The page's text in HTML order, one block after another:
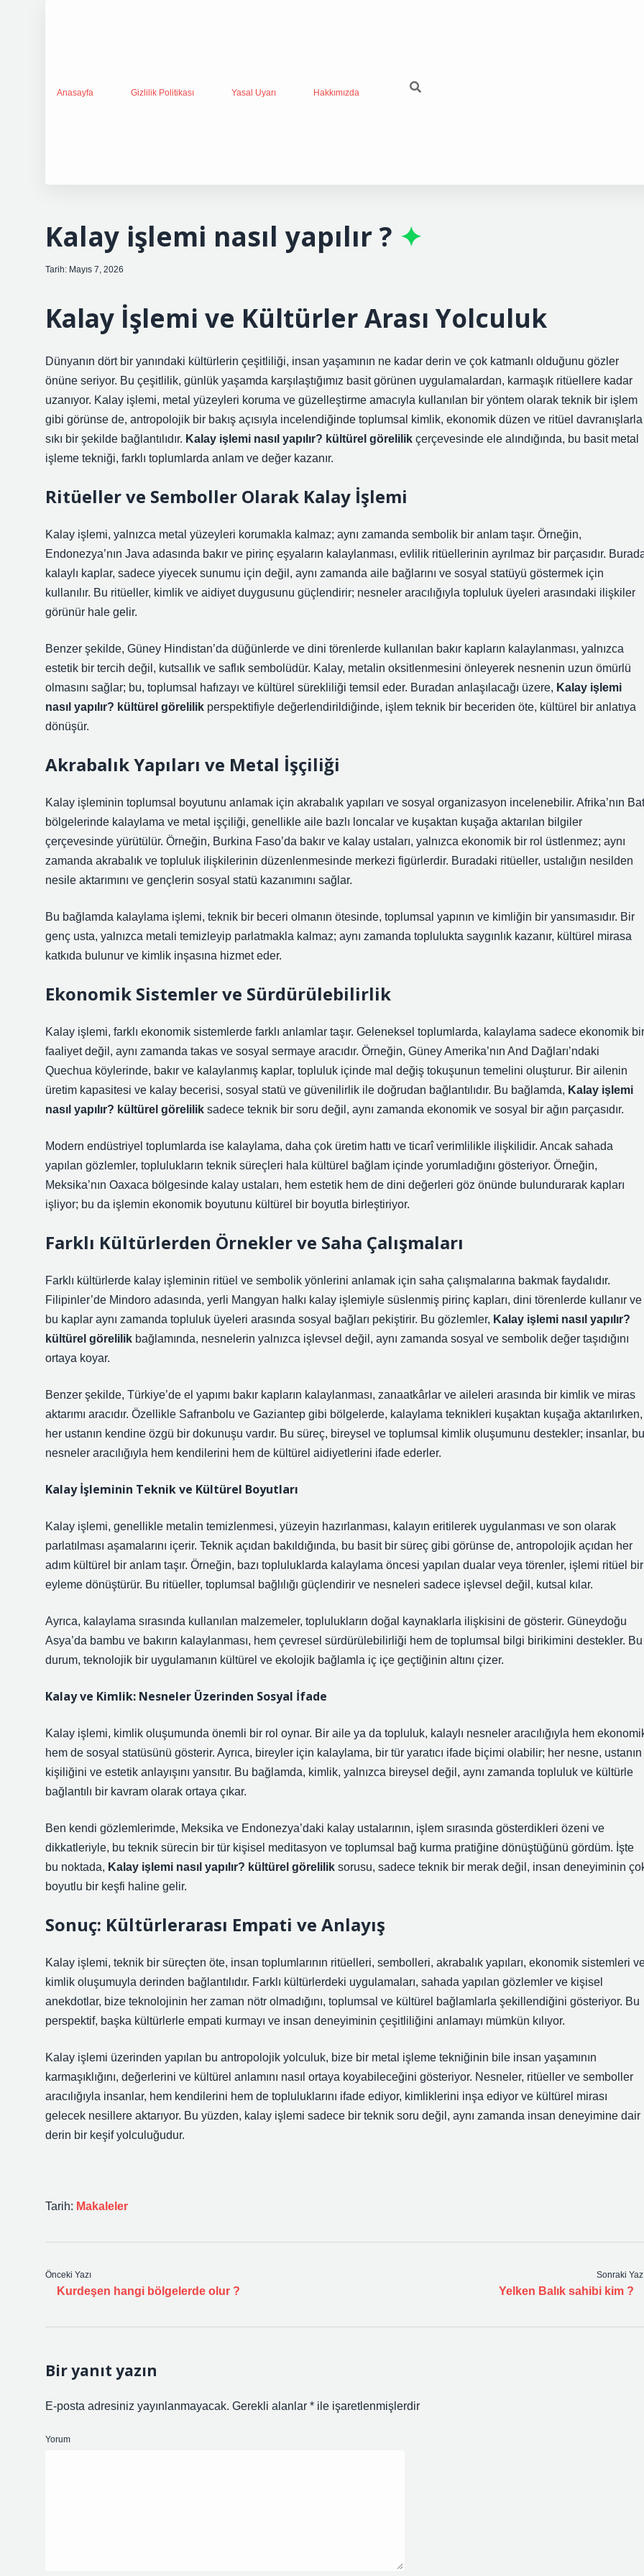
Anasayfa Gizlilik Politikası Yasal Uyarı Hakkımızda
Kalay işlemi nasıl yapılır ?
Tarih: Mayıs 7, 2026
Kalay İşlemi ve Kültürler Arası Yolculuk
Dünyanın dört bir yanındaki kültürlerin çeşitliliği, insan yaşamının ne kadar derin ve çok katmanlı olduğunu gözler
önüne seriyor. Bu çeşitlilik, günlük yaşamda karşılaştığımız basit görünen uygulamalardan, karmaşık ritüellere kadar
uzanıyor. Kalay işlemi, metal yüzeyleri koruma ve güzelleştirme amacıyla kullanılan bir yöntem olarak teknik bir işlem
gibi görünse de, antropolojik bir bakış açısıyla incelendiğinde toplumsal kimlik, ekonomik düzen ve ritüel davranışlarla
sıkı bir şekilde bağlantılıdır. Kalay işlemi nasıl yapılır? kültürel görelilik çerçevesinde ele alındığında, bu basit metal
işleme tekniği, farklı toplumlarda anlam ve değer kazanır.
Ritüeller ve Semboller Olarak Kalay İşlemi
Kalay işlemi, yalnızca metal yüzeyleri korumakla kalmaz; aynı zamanda sembolik bir anlam taşır. Örneğin,
Endonezya’nın Java adasında bakır ve pirinç eşyaların kalaylanması, evlilik ritüellerinin ayrılmaz bir parçasıdır.
kalaylı kaplar, sadece yiyecek sunumu için değil, aynı zamanda aile bağlarını ve sosyal statüyü göstermek için
kullanılır. Bu ritüeller, kimlik ve aidiyet duygusunu güçlendirir; nesneler aracılığıyla topluluk üyeleri arasındaki ilişkiler
görünür hale gelir.
Benzer şekilde, Güney Hindistan’da düğünlerde ve dini törenlerde kullanılan bakır kapların kalaylanması, yalnızca
estetik bir tercih değil, kutsallık ve saflık sembolüdür. Kalay, metalin oksitlenmesini önleyerek nesnenin uzun ömürlü
olmasını sağlar; bu, toplumsal hafızayı ve kültürel sürekliliği temsil eder. Buradan anlaşılacağı üzere, Kalay işlemi
nasıl yapılır? kültürel görelilik perspektifiyle değerlendirildiğinde, işlem teknik bir beceriden öte, kültürel bir anlatıya
dönüşür.
Akrabalık Yapıları ve Metal İşçiliği
Kalay işleminin toplumsal boyutunu anlamak için akrabalık yapıları ve sosyal organizasyon incelenebilir. Afrika’nın
bölgelerinde kalaylama ve metal işçiliği, genellikle aile bazlı loncalar ve kuşaktan kuşağa aktarılan bilgiler
çerçevesinde yürütülür. Örneğin, Burkina Faso’da bakır ve kalay ustaları, yalnızca ekonomik bir rol üstlenmez; aynı
zamanda akrabalık ve topluluk ilişkilerinin düzenlenmesinde merkezi figürlerdir. Buradaki ritüeller, ustalığın nesilden
nesile aktarımını ve gençlerin sosyal statü kazanımını sağlar.
Bu bağlamda kalaylama işlemi, teknik bir beceri olmanın ötesinde, toplumsal yapının ve kimliğin bir yansımasıdır. Bir
genç usta, yalnızca metali temizleyip parlatmakla kalmaz; aynı zamanda toplulukta saygınlık kazanır, kültürel mirasa
katkıda bulunur ve kimlik inşasına hizmet eder.
Ekonomik Sistemler ve Sürdürülebilirlik
Kalay işlemi, farklı ekonomik sistemlerde farklı anlamlar taşır. Geleneksel toplumlarda, kalaylama sadece ekonomik bir
faaliyet değil, aynı zamanda takas ve sosyal sermaye aracıdır. Örneğin, Güney Amerika’nın And Dağları’ndaki
Quechua köylerinde, bakır ve kalaylanmış kaplar, topluluk içinde mal değiş tokuşunun temelini oluşturur. Bir ailenin
üretim kapasitesi ve kalay becerisi, sosyal statü ve güvenilirlik ile doğrudan bağlantılıdır. Bu bağlamda, Kalay işlemi
nasıl yapılır? kültürel görelilik sadece teknik bir soru değil, aynı zamanda ekonomik ve sosyal bir ağın parçasıdır.
Modern endüstriyel toplumlarda ise kalaylama, daha çok üretim hattı ve ticarî verimlilikle ilişkilidir. Ancak sahada
yapılan gözlemler, toplulukların teknik süreçleri hala kültürel bağlam içinde yorumladığını gösteriyor. Örneğin,
Meksika’nın Oaxaca bölgesinde kalay ustaları, hem estetik hem de dini değerleri göz önünde bulundurarak kapları
işliyor; bu da işlemin ekonomik boyutunu kültürel bir boyutla birleştiriyor.
Farklı Kültürlerden Örnekler ve Saha Çalışmaları
Farklı kültürlerde kalay işleminin ritüel ve sembolik yönlerini anlamak için saha çalışmalarına bakmak faydalıdır.
Filipinler’de Mindoro adasında, yerli Mangyan halkı kalay işlemiyle süslenmiş pirinç kapları, dini törenlerde kullanır ve
bu kaplar aynı zamanda topluluk üyeleri arasında sosyal bağları pekiştirir. Bu gözlemler, Kalay işlemi nasıl yapılır?
kültürel görelilik bağlamında, nesnelerin yalnızca işlevsel değil, aynı zamanda sosyal ve sembolik değer taşıdığını
ortaya koyar.
Benzer şekilde, Türkiye’de el yapımı bakır kapların kalaylanması, zanaatkârlar ve aileleri arasında bir kimlik ve miras
aktarımı aracıdır. Özellikle Safranbolu ve Gaziantep gibi bölgelerde, kalaylama teknikleri kuşaktan kuşağa aktarılırken,
her ustanın kendine özgü bir dokunuşu vardır. Bu süreç, bireysel ve toplumsal
kimlik oluşumunu destekler; insanlar, bu
nesneler aracılığıyla hem kendilerini hem de kültürel aidiyetlerini ifade ederler.
Kalay İşleminin Teknik ve Kültürel Boyutları
Kalay işlemi, genellikle metalin temizlenmesi, yüzeyin hazırlanması, kalayın eritilerek uygulanması ve son olarak
parlatılması aşamalarını içerir. Teknik açıdan bakıldığında, bu basit bir süreç gibi görünse de, antropolojik açıdan her
adım kültürel bir anlam taşır. Örneğin, bazı topluluklarda kalaylama öncesi yapılan dualar veya törenler, işlemi ritüel bir
eyleme dönüştürür. Bu ritüeller, toplumsal bağlılığı güçlendirir ve nesneleri sadece işlevsel değil, kutsal kılar.
Ayrıca, kalaylama sırasında kullanılan malzemeler, toplulukların doğal kaynaklarla ilişkisini de gösterir. Güneydoğu
Asya’da bambu ve bakırın kalaylanması, hem çevresel sürdürülebilirliği hem de toplumsal bilgi birikimini destekler. Bu
durum, teknolojik bir uygulamanın kültürel ve ekolojik bağlamla iç içe geçtiğinin altını çizer.
Kalay ve Kimlik: Nesneler Üzerinden Sosyal İfade
Kalay işlemi, kimlik oluşumunda önemli bir rol oynar. Bir aile ya da topluluk, kalaylı nesneler aracılığıyla hem
hem de sosyal statüsünü gösterir. Ayrıca, bireyler için kalaylama, bir tür yaratıcı ifade biçimi olabilir; her nesne, ustanın
kişiliğini ve estetik anlayışını yansıtır. Bu bağlamda, kimlik, yalnızca bireysel değil, aynı zamanda topluluk ve kültürle
bağlantılı bir kavram olarak ortaya çıkar.
Ben kendi gözlemlerimde, Meksika ve Endonezya’daki kalay ustalarının, işlem sırasında gösterdikleri özeni ve
dikkatleriyle, bu teknik sürecin bir tür kişisel meditasyon ve toplumsal bağ kurma pratiğine dönüştüğünü gördüm. İşte
bu noktada, Kalay işlemi nasıl yapılır? kültürel görelilik sorusu, sadece teknik bir merak değil, insan deneyiminin
boyutlu bir keşfi haline gelir.
Sonuç: Kültürlerarası Empati ve Anlayış
Kalay işlemi, teknik bir süreçten öte, insan toplumlarının ritüelleri, sembolleri, akrabalık yapıları, ekonomik sistemleri
kimlik oluşumuyla derinden bağlantılıdır. Farklı kültürlerdeki uygulamaları, sahada yapılan gözlemler ve kişisel
anekdotlar, bize teknolojinin her zaman nötr olmadığını, toplumsal ve kültürel bağlamlarla şekillendiğini gösteriyor. Bu
perspektif, başka kültürlerle empati kurmayı ve insan deneyiminin çeşitliliğini anlamayı mümkün kılıyor.
Kalay işlemi üzerinden yapılan bu antropolojik yolculuk, bize bir metal işleme tekniğinin bile insan yaşamının
karmaşıklığını, değerlerini ve kültürel anlamını nasıl ortaya koyabileceğini gösteriyor. Nesneler, ritüeller ve semboller
aracılığıyla insanlar, hem kendilerini hem de topluluklarını ifade ediyor, kimlik lerini inşa ediyor ve kültürel mirası
gelecek nesillere aktarıyor. Bu yüzden, kalay işlemi sadece bir teknik soru değil, aynı zamanda insan deneyimine dair
derin bir keşif yolculuğudur.
Tarih: Makaleler
Önceki Yazı
Kurdeşen hangi bölgelerde olur ?
Sonraki
Yelken Balık sahibi kim ?
Bir yanıt yazın
E-posta adresiniz yayınlanmayacak. Gerekli alanlar * ile işaretlenmişlerdir
Yorum